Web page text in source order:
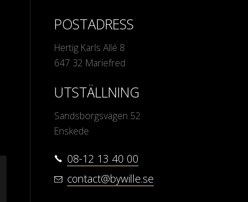
POSTADRESS
Hertig Karls Allé 8
647 32 Mariefred
UTSTÄLLNING
Sandsborgsvägen 52
Enskede
08-12 13 40 00
contact@bywille.se